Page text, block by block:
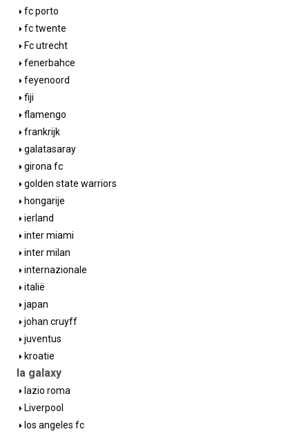
fc porto
fc twente
Fc utrecht
fenerbahce
feyenoord
fiji
flamengo
frankrijk
galatasaray
girona fc
golden state warriors
hongarije
ierland
inter miami
inter milan
internazionale
italië
japan
johan cruyff
juventus
kroatie
la galaxy
lazio roma
Liverpool
los angeles fc